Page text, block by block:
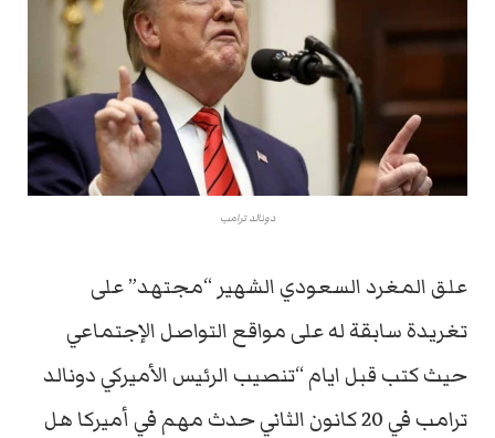
دونالد ترامب
علق المغرد السعودي الشهير “مجتهد” على
تغريدة سابقة له على مواقع التواصل الإجتماعي
حيث كتب قبل ايام “تنصيب الرئيس الأميركي دونالد
ترامب في 20 كانون الثاني حدث مهم في أميركا هل